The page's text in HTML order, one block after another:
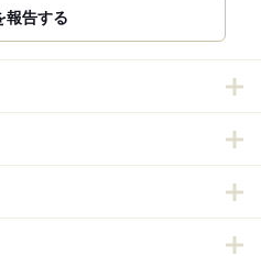
報告する